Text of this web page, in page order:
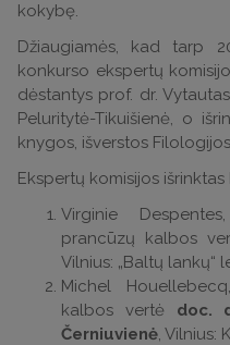
kokybę.
Džiaugiamės, kad tarp
konkurso ekspertų
dėstantys prof. dr.
Peluritytė-Tikuišienė, o
knygos, išverstos
Ekspertų komisijos
Virginie
prancūzų kalbos
Vilnius: „Baltų lankų“
Michel
kalbos vertė doc.
Černiuvienė, Vilnius: